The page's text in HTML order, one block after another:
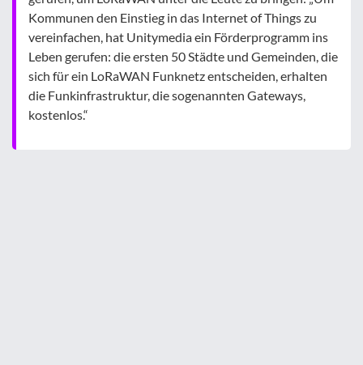
Kommunen den Einstieg in das Internet of Things zu
vereinfachen, hat Unitymedia ein Förderprogramm ins
Leben gerufen: die ersten 50 Städte und Gemeinden, die
sich für ein LoRaWAN Funknetz entscheiden, erhalten
die Funkinfrastruktur, die sogenannten Gateways,
kostenlos.“